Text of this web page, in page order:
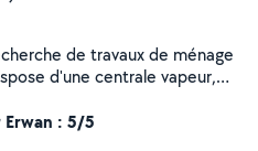
de travaux de ménage
d'une centrale vapeur,
soit les matins, soit les
semaine sur deux. Volontaire
Erwan : 5/5